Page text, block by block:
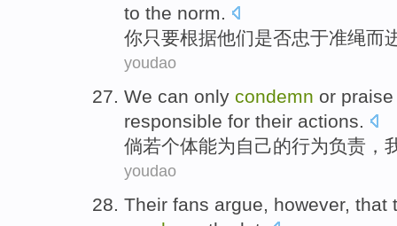
to the norm.
你只要根据他们是否忠于准绳而
youdao
We can only condemn or praise
responsible for their actions.
倘若个体能为 自己的行为负责 ，
youdao
Their fans argue however, that